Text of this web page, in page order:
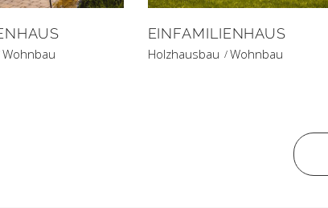
Wohnbau
EINFAMILIENHAUS
Holzhausbau Wohnbau